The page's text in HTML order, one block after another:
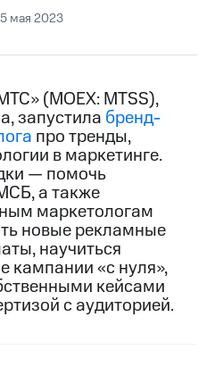
мая 2023
(MOEX: MTSS),
запустила бренд-
про тренды,
в маркетинге.
— помочь
а также
маркетологам
новые рекламные
научиться
кампании «с нуля»,
кейсами
с аудиторией.